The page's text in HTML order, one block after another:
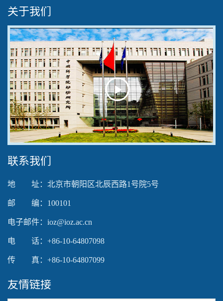
关于我们
Play
Video
联系我们
地 址：北京市朝阳区北辰西路1号院5号
邮 编：100101
电子邮件：ioz@ioz.ac.cn
电 话：+86-10-64807098
传 真：+86-10-64807099
友情链接